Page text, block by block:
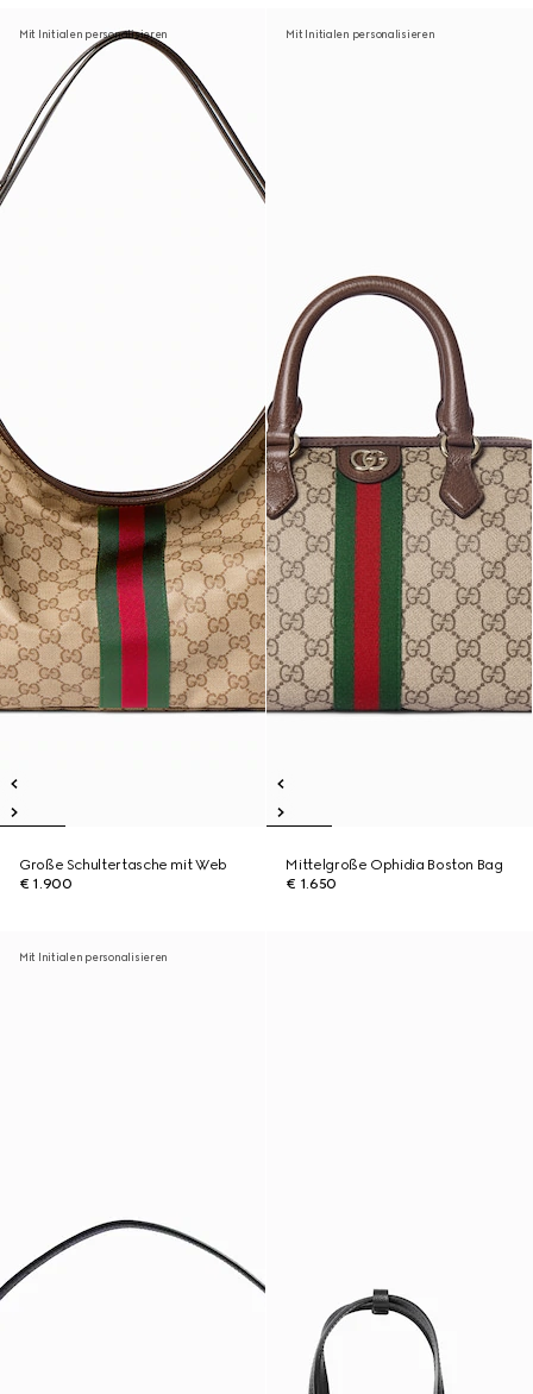
Mit Initialen personalisieren
Große Schultertasche mit Web
€ 1.900
Mit Initialen personalisieren
Mittelgroße Ophidia Boston Bag
€ 1.650
Mit Initialen personalisieren